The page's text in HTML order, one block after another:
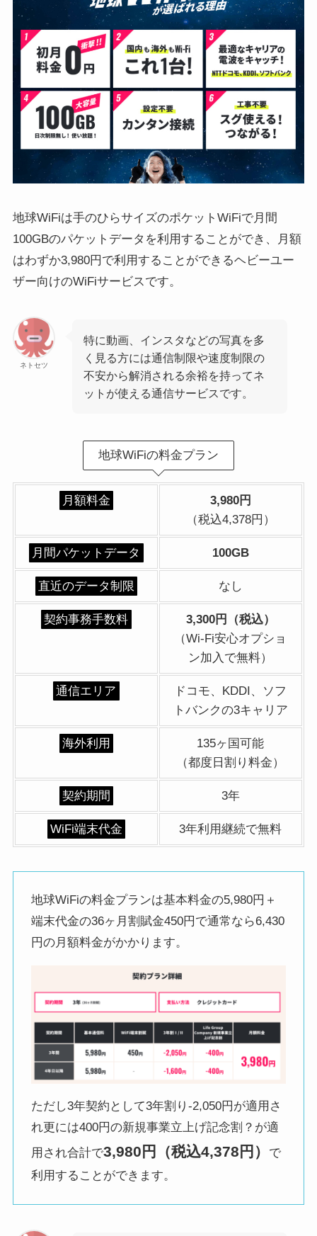
地球WiFiは手のひらサイズのポケットWiFiで月間
100GBのパケットデータを利用することができ、月額
はわずか3,980円で利用することができるヘビーユー
ザー向けのWiFiサービスです。
ネトセツ
特に動画、インスタなどの写真を多
く見る方には通信制限や速度制限の
不安から解消される余裕を持ってネ
ットが使える通信サービスです。
地球WiFiの料金プラン
月額料金
3,980円
（税込4,378円）
月間パケットデータ 100GB
直近のデータ制限 なし
契約事務手数料
3,300円（税込）
（Wi-Fi安心オプショ
ン加入で無料）
通信エリア
ドコモ、KDDI、ソフ
トバンクの3キャリア
海外利用
135ヶ国可能
（都度日割り料金）
契約期間 3年
WiFi端末代金 3年利用継続で無料
地球WiFiの料金プランは基本料金の5,980円＋
端末代金の36ヶ月割賦金450円で通常なら6,430
円の月額料金がかかります。
ただし3年契約として3年割り-2,050円が適用さ
れ更には400円の新規事業立上げ記念割？が適
用され合計で3,980円（税込4,378円）
で
利用することができます。